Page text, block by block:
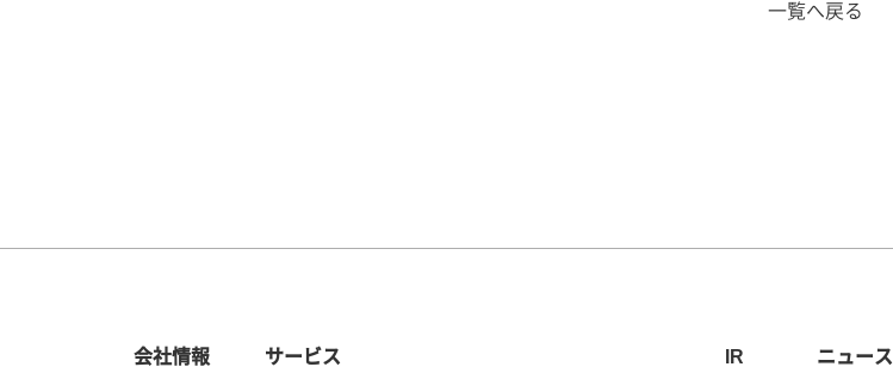
一覧へ戻る
会社情報 サービス IR ニュース